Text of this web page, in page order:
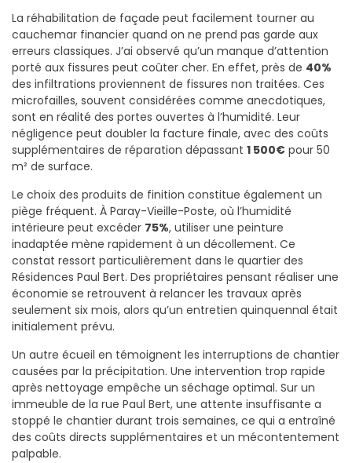
La réhabilitation de façade peut facilement tourner au
cauchemar financier quand on ne prend pas garde aux
erreurs classiques. J’ai observé qu’un manque d’attention
porté aux fissures peut coûter cher. En effet, près de 40%
des infiltrations proviennent de fissures non traitées. Ces
microfailles, souvent considérées comme anecdotiques,
sont en réalité des portes ouvertes à l’humidité. Leur
négligence peut doubler la facture finale, avec des coûts
supplémentaires de réparation dépassant 1 500€ pour 50
m² de surface.
Le choix des produits de finition constitue également un
piège fréquent. À Paray-Vieille-Poste, où l’humidité
intérieure peut excéder 75%, utiliser une peinture
inadaptée mène rapidement à un décollement. Ce
constat ressort particulièrement dans le quartier des
Résidences Paul Bert. Des propriétaires pensant réaliser une
économie se retrouvent à relancer les travaux après
seulement six mois, alors qu’un entretien quinquennal était
initialement prévu.
Un autre écueil en témoignent les interruptions de chantier
causées par la précipitation. Une intervention trop rapide
après nettoyage empêche un séchage optimal. Sur un
immeuble de la rue Paul Bert, une attente insuffisante a
stoppé le chantier durant trois semaines, ce qui a entraîné
des coûts directs supplémentaires et un mécontentement
palpable.